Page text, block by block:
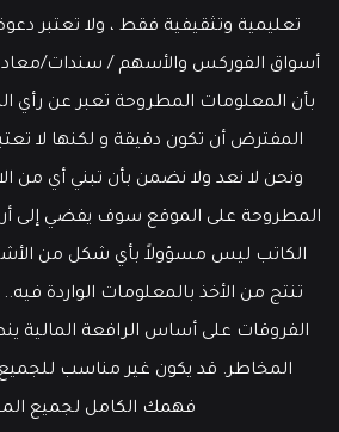
تعليمية وتثقيفية فقط ، ولا تعتبر
أسواق الفوركس والأسهم / سندات/معادن
بأن المعلومات المطروحة تعبر عن رأي
المفترض أن تكون دقيقة و لكنها لا
ونحن لا نعد ولا نضمن بأن تبني أي من
المطروحة على الموقع سوف يفضي إلى
الكاتب ليس مسؤولاً بأي شكل من
تنتج من الأخذ بالمعلومات الواردة
الفروقات على أساس الرافعة المالية
المخاطر. قد يكون غير مناسب للجميع،
فهمك الكامل لجميع